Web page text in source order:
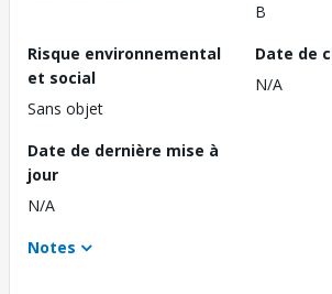
B
Risque environnemental
et social
Sans objet
Date de
N/A
Date de dernière mise à
jour
N/A
Notes